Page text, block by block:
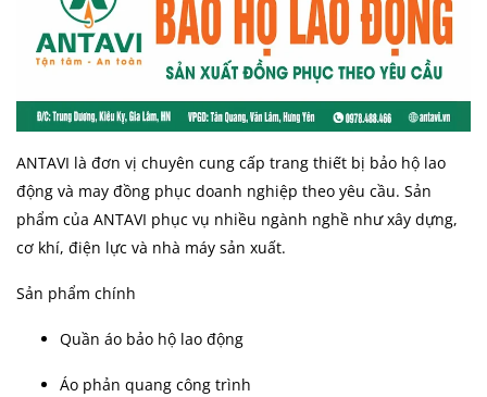
ANTAVI là đơn vị chuyên cung cấp trang thiết bị bảo hộ lao
động và may đồng phục doanh nghiệp theo yêu cầu. Sản
phẩm của ANTAVI phục vụ nhiều ngành nghề như xây dựng,
cơ khí, điện lực và nhà máy sản xuất.
Sản phẩm chính
Quần áo bảo hộ lao động
Áo phản quang công trình